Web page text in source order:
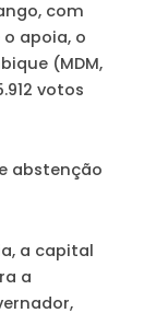
com
apoia, o
(MDM,
votos
abstenção
a capital
a